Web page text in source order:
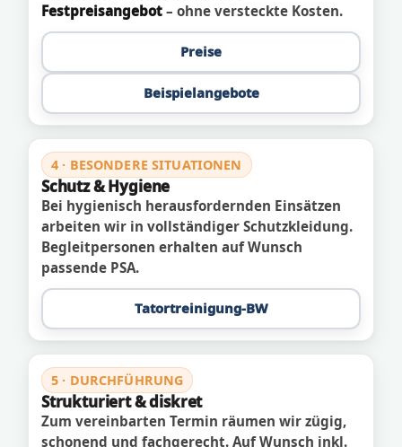
Festpreisangebot – ohne versteckte Kosten.
Preise
Beispielangebote
4 · BESONDERE SITUATIONEN
Schutz & Hygiene
Bei hygienisch herausfordernden Einsätzen
arbeiten wir in vollständiger Schutzkleidung.
Begleitpersonen erhalten auf Wunsch
passende PSA.
Tatortreinigung-BW
5 · DURCHFÜHRUNG
Strukturiert & diskret
Zum vereinbarten Termin räumen wir zügig,
schonend und fachgerecht. Auf Wunsch inkl.